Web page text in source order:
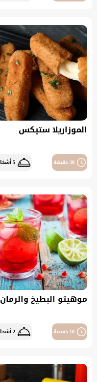
الموزاريلا ستيكس
30 دقيقة 5 أشخاص
موهيتو البطيخ والرمان
10 دقيقة 2 أشخاص